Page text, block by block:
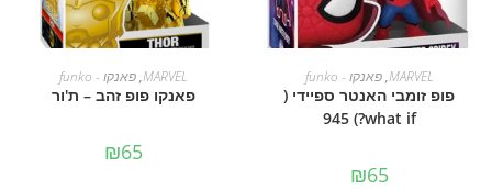
מידע נוסףMARVEL
,פאנקו - funko
פופ זומבי האנטר ספיידי (
what if?) 945
₪65
מידע נוסףMARVEL
,פאנקו - funko
פאנקו פופ זהב – ת'ור
₪65